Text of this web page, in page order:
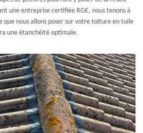
une entreprise certifiée RGE, nous tenons à
que nous allons poser sur votre toiture en tuile
une étanchéité optimale.